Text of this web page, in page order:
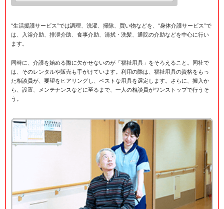
“生活援護サービス”では調理、洗濯、掃除、買い物などを、“身体介護サービス”で
は、入浴介助、排泄介助、食事介助、清拭・洗髪、通院の介助などを中心に行い
ます。
同時に、介護を始める際に欠かせないのが「福祉用具」をそろえること。同社で
は、そのレンタルや販売も手がけています。利用の際は、福祉用具の資格をもっ
た相談員が、要望をヒアリングし、ベストな用具を選定します。さらに、搬入か
ら、設置、メンテナンスなどに至るまで、一人の相談員がワンストップで行うそ
う。